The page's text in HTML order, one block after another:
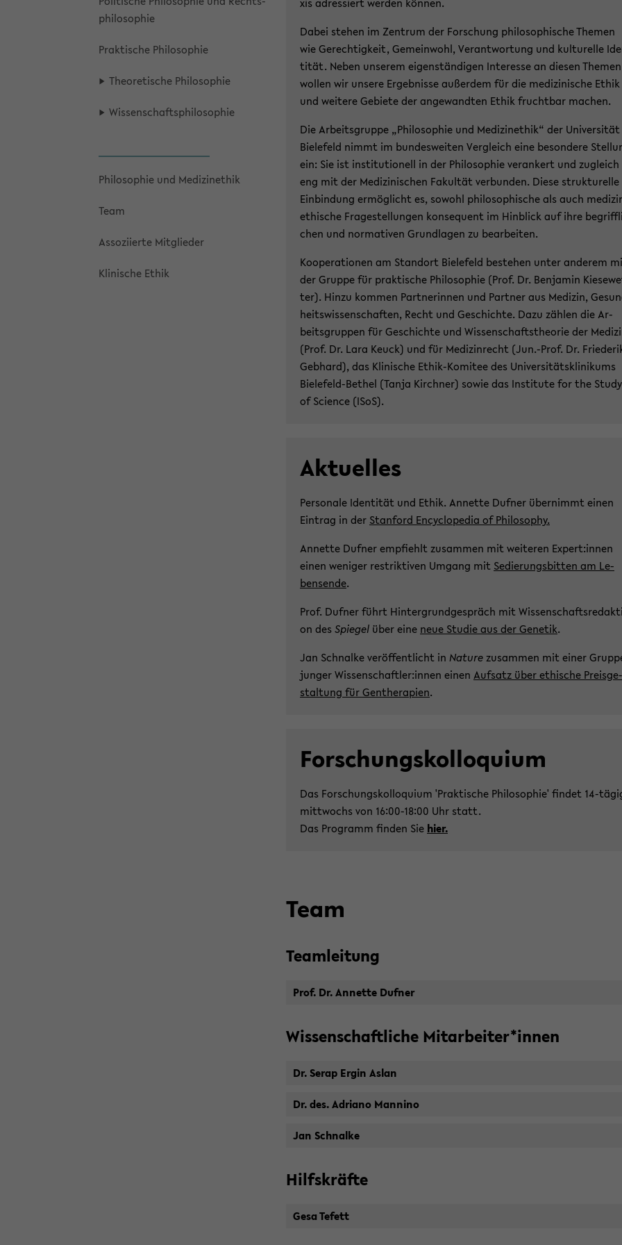
phi­lo­so­phie
Prak­ti­sche Phi­lo­so­phie
Theo­re­ti­sche Phi­lo­so­phie
Wis­sen­schafts­phi­lo­so­phie
Phi­lo­so­phie und Me­di­zi­n­ethik
Team
As­so­zi­ier­te Mit­glie­der
Kli­ni­sche Ethik
Dabei ste­hen im Zen­trum der For­schung phi­lo­so­phi­sche The­men
wie Ge­rech­tig­keit, Ge­mein­wohl, Ver­ant­wor­tung und kul­tu­rel­le
ti­tät. Neben un­se­rem ei­gen­stän­di­gen In­ter­es­se an die­sen The­men
wol­len wir un­se­re Er­geb­nis­se au­ßer­dem für die me­di­zi­ni­sche Ethik
und wei­te­re Ge­bie­te der an­ge­wand­ten Ethik frucht­bar ma­chen.
Die Ar­beits­grup­pe „Phi­lo­so­phie und Me­di­zi­n­ethik“ der Uni­ver­si­tät
Bie­le­feld nimmt im bun­des­wei­ten Ver­gleich eine be­son­de­re
ein: Sie ist in­sti­tu­tio­nell in der Phi­lo­so­phie ver­an­kert und zu­gleich
eng mit der Me­di­zi­ni­schen Fa­kul­tät ver­bun­den. Diese struk­tu­rel­le
Ein­bin­dung er­mög­licht es, so­wohl phi­lo­so­phi­sche als auch
ethi­sche Fra­ge­stel­lun­gen kon­se­quent im Hin­blick auf ihre
chen und nor­ma­ti­ven Grund­la­gen zu be­ar­bei­ten.
Ko­ope­ra­tio­nen am Stand­ort Bie­le­feld be­stehen unter an­de­rem
der Grup­pe für prak­ti­sche Phi­lo­so­phie (Prof. Dr. Ben­ja­min
ter). Hinzu kom­men Part­ne­rin­nen und Part­ner aus Me­di­zin,
heits­wis­sen­schaf­ten, Recht und Ge­schich­te. Dazu zäh­len die Ar­
beits­grup­pen für Ge­schich­te und Wis­sen­schafts­theo­rie der
(Prof. Dr. Lara Keuck) und für Me­di­zin­recht (Jun.-Prof. Dr.
Geb­hard), das Kli­ni­sche Ethik-​Komitee des Uni­ver­si­täts­kli­ni­kums
Bielefeld-​Bethel (Tanja Kirch­ner) sowie das In­sti­tu­te for the Study
of Sci­ence (ISoS).
Ak­tu­el­les
Per­so­na­le Iden­ti­tät und Ethik. An­net­te Duf­ner über­nimmt einen
Ein­trag in der Stan­ford En­cy­clo­pe­dia of Phi­lo­so­phy.
An­net­te Duf­ner emp­fiehlt zu­sam­men mit wei­te­ren Ex­pert:innen
einen we­ni­ger re­strik­ti­ven Um­gang mit Se­die­rungs­bit­ten am Le­
bens­en­de.
Prof. Duf­ner führt Hin­ter­grund­ge­spräch mit
on des Spie­gel über eine neue Stu­die aus der Ge­ne­tik.
Jan Schnal­ke ver­öf­fent­licht in Na­tu­rezu­sam­men mit einer
jun­ger Wis­sen­schaft­ler:innen einen Auf­satz über ethi­sche Preis­ge­
stal­tung für Gen­the­ra­pien.
For­schungs­kol­lo­qui­um
Das For­schungs­kol­lo­qui­um 'Prak­ti­sche Phi­lo­so­phie' fin­det 14-​
mitt­wochs von 16:00-18:00 Uhr statt.
Das Pro­gramm fin­den Sie hier.
Team
Team­lei­tung
Prof. Dr. An­net­te Duf­ner
Wis­sen­schaft­li­che Mit­ar­bei­ter*innen
Dr. Serap Ergin Aslan
Dr. des. Adria­no Man­ni­no
Jan Schnal­ke
Hilfs­kräf­te
Gesa Te­fett